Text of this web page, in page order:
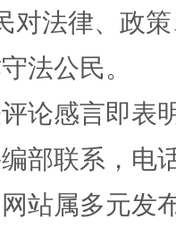
对法律、政
法公民。
论感言即表
部联系，电
站属多元发